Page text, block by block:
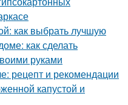
как выбрать лучшую
как сделать
руками
рецепт и рекомендации
капустой и